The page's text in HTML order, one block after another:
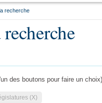
recherche
des boutons pour faire un choix)
(X)